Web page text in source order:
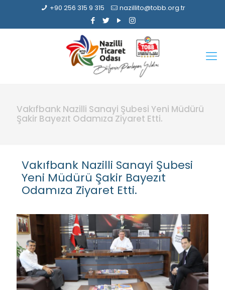
+90 256 315 9 315 nazillito@tobb.org.tr
Vakıfbank Nazilli Sanayi Şubesi Yeni Müdürü
Şakir Bayezıt Odamıza Ziyaret Etti.
Vakıfbank Nazilli Sanayi Şubesi
Yeni Müdürü Şakir Bayezıt
Odamıza Ziyaret Etti.